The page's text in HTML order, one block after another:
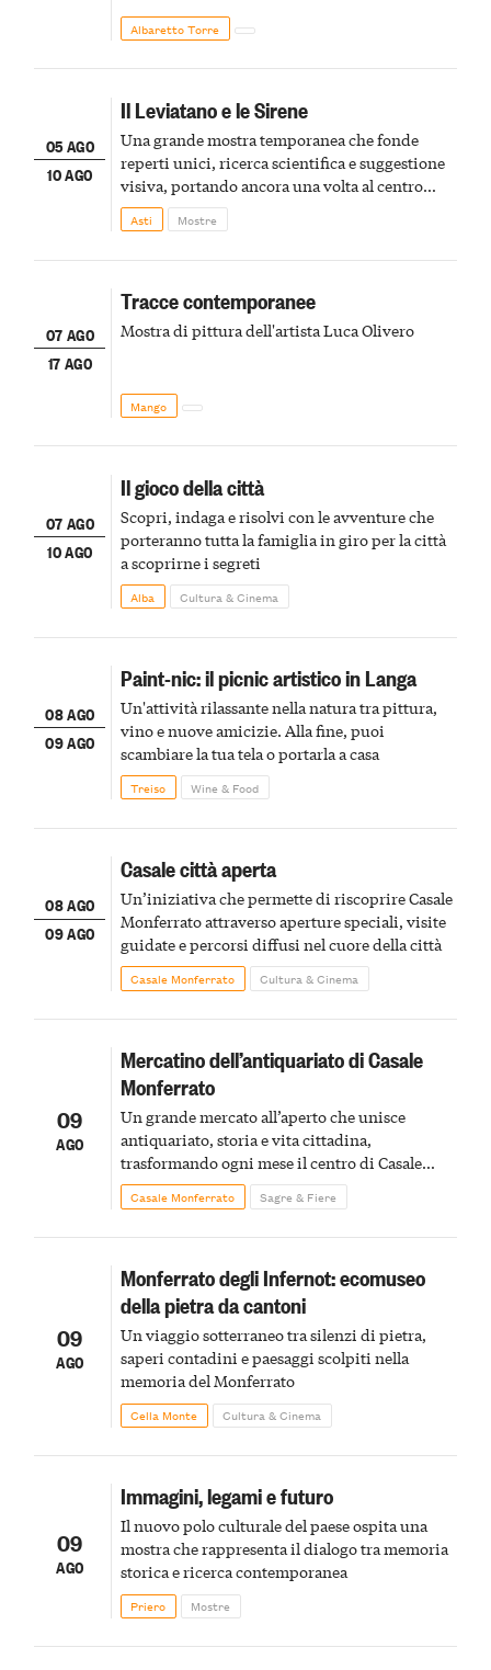
Albaretto Torre
05 AGO
10 AGO
Il Leviatano e le Sirene
Una grande mostra temporanea che fonde
reperti unici, ricerca scientifica e suggestione
visiva, portando ancora una volta al centro
della scena le meraviglie del passato astigiano
Asti Mostre
07 AGO
17 AGO
Tracce contemporanee
Mostra di pittura dell'artista Luca Olivero
Mango
07 AGO
10 AGO
Il gioco della città
Scopri, indaga e risolvi con le avventure che
porteranno tutta la famiglia in giro per la città
a scoprirne i segreti
Alba Cultura & Cinema
08 AGO
09 AGO
Paint-nic: il picnic artistico in Langa
Un'attività rilassante nella natura tra pittura,
vino e nuove amicizie. Alla fine, puoi
scambiare la tua tela o portarla a casa
Treiso Wine & Food
08 AGO
09 AGO
Casale città aperta
Un’iniziativa che permette di riscoprire Casale
Monferrato attraverso aperture speciali, visite
guidate e percorsi diffusi nel cuore della città
Casale Monferrato Cultura & Cinema
09
AGO
Mercatino dell’antiquariato di Casale
Monferrato
Un grande mercato all’aperto che unisce
antiquariato, storia e vita cittadina,
trasformando ogni mese il centro di Casale
Monferrato in un luogo di scoperta e racconto
Casale Monferrato Sagre & Fiere
09
AGO
Monferrato degli Infernot: ecomuseo
della pietra da cantoni
Un viaggio sotterraneo tra silenzi di pietra,
saperi contadini e paesaggi scolpiti nella
memoria del Monferrato
Cella Monte Cultura & Cinema
09
AGO
Immagini, legami e futuro
Il nuovo polo culturale del paese ospita una
mostra che rappresenta il dialogo tra memoria
storica e ricerca contemporanea
Priero Mostre